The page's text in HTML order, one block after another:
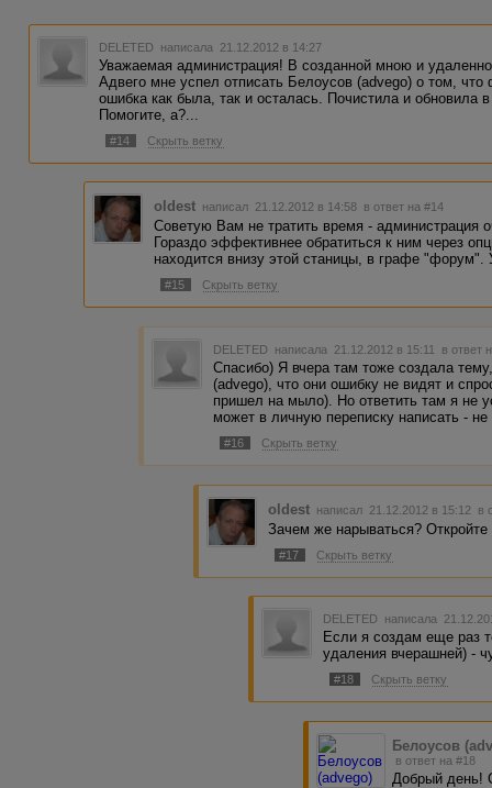
DELETED написала 21.12.2012 в 14:27
Уважаемая администрация! В созданной мною и
Адвего мне успел отписать Белоусов (advego) о том,
ошибка как была, так и осталась. Почистила и обновила
Помогите, а?...
#14 Скрыть ветку
oldest написал 21.12.2012 в 14:58 в ответ на #14
Советую Вам не тратить время - администрация
Гораздо эффективнее обратиться к ним через
находится внизу этой станицы, в графе "форум".
#15 Скрыть ветку
DELETED написала 21.12.2012 в 15:11 в ответ
Спасибо) Я вчера там тоже создала
(advego), что они ошибку не видят и
пришел на мыло). Но ответить там я не
может в личную переписку написать - не
#16 Скрыть ветку
oldest написал 21.12.2012 в 15:12 в
Зачем же нарываться?
#17 Скрыть ветку
DELETED написала
Если я создам еще раз
удаления вчерашней) -
#18 Скрыть ветку
Белоусов
в ответ на #18
Добрый день!